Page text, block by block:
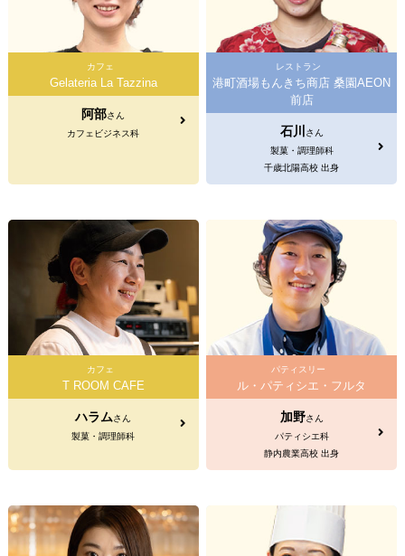
カフェ
Gelateria La Tazzina
阿部さん
カフェビジネス科
レストラン
港町酒場もんきち商店 桑園AEON
前店
石川 さん
製菓・調理師科
千歳北陽高校 出身
カフェ
T ROOM CAFE
ハラムさん
製菓・調理師科
パティスリー
ル・パティシエ・フルタ
加野さん
パティシエ科
静内農業高校 出身